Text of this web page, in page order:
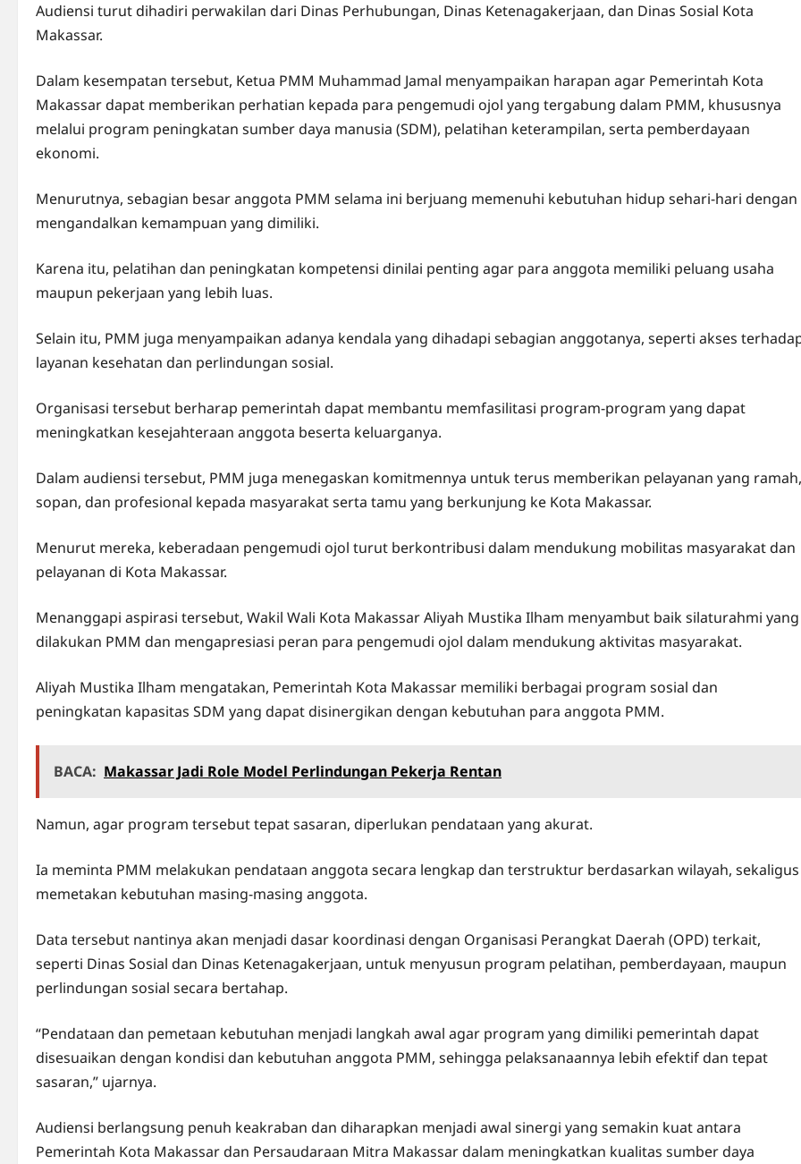
Audiensi turut dihadiri perwakilan dari Dinas Perhubungan, Dinas Ketenagakerjaan, dan Dinas Sosial Kota
Makassar.
Dalam kesempatan tersebut, Ketua PMM Muhammad Jamal menyampaikan harapan agar Pemerintah Kota
Makassar dapat memberikan perhatian kepada para pengemudi ojol yang tergabung dalam PMM, khususnya
melalui program peningkatan sumber daya manusia (SDM), pelatihan keterampilan, serta pemberdayaan
ekonomi.
Menurutnya, sebagian besar anggota PMM selama ini berjuang memenuhi kebutuhan hidup sehari-hari dengan
mengandalkan kemampuan yang dimiliki.
Karena itu, pelatihan dan peningkatan kompetensi dinilai penting agar para anggota memiliki peluang usaha
maupun pekerjaan yang lebih luas.
Selain itu, PMM juga menyampaikan adanya kendala yang dihadapi sebagian anggotanya, seperti akses
layanan kesehatan dan perlindungan sosial.
Organisasi tersebut berharap pemerintah dapat membantu memfasilitasi program-program yang dapat
meningkatkan kesejahteraan anggota beserta keluarganya.
Dalam audiensi tersebut, PMM juga menegaskan komitmennya untuk terus memberikan pelayanan yang ramah,
sopan, dan profesional kepada masyarakat serta tamu yang berkunjung ke Kota Makassar.
Menurut mereka, keberadaan pengemudi ojol turut berkontribusi dalam mendukung mobilitas masyarakat dan
pelayanan di Kota Makassar.
Menanggapi aspirasi tersebut, Wakil Wali Kota Makassar Aliyah Mustika Ilham menyambut baik silaturahmi yang
dilakukan PMM dan mengapresiasi peran para pengemudi ojol dalam mendukung aktivitas masyarakat.
Aliyah Mustika Ilham mengatakan, Pemerintah Kota Makassar memiliki berbagai program sosial dan
peningkatan kapasitas SDM yang dapat disinergikan dengan kebutuhan para anggota PMM.
BACA: Makassar Jadi Role Model Perlindungan Pekerja Rentan
Namun, agar program tersebut tepat sasaran, diperlukan pendataan yang akurat.
Ia meminta PMM melakukan pendataan anggota secara lengkap dan terstruktur berdasarkan wilayah, sekaligus
memetakan kebutuhan masing-masing anggota.
Data tersebut nantinya akan menjadi dasar koordinasi dengan Organisasi Perangkat Daerah (OPD) terkait,
seperti Dinas Sosial dan Dinas Ketenagakerjaan, untuk menyusun program pelatihan, pemberdayaan, maupun
perlindungan sosial secara bertahap.
“Pendataan dan pemetaan kebutuhan menjadi langkah awal agar program yang dimiliki pemerintah dapat
disesuaikan dengan kondisi dan kebutuhan anggota PMM, sehingga pelaksanaannya lebih efektif dan tepat
sasaran,” ujarnya.
Audiensi berlangsung penuh keakraban dan diharapkan menjadi awal sinergi yang semakin kuat antara
Pemerintah Kota Makassar dan Persaudaraan Mitra Makassar dalam meningkatkan kualitas sumber daya